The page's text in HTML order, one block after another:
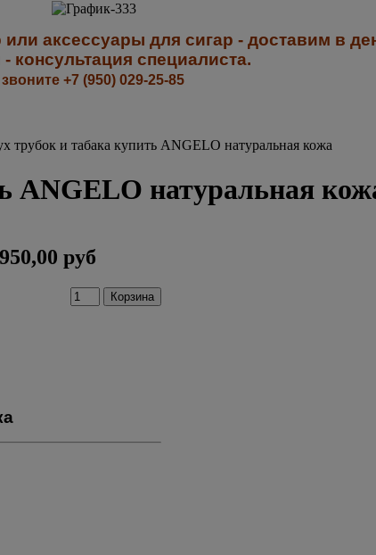
аксессуары для сигар - доставим в
консультация специалиста.
звоните +7 (950) 029-25-85
трубок и табака купить ANGELO натуральная кожа
ANGELO натуральная
руб